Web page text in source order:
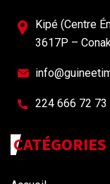
Kipé (Centre
3617P –
224 666 72 73
CATÉGORIES